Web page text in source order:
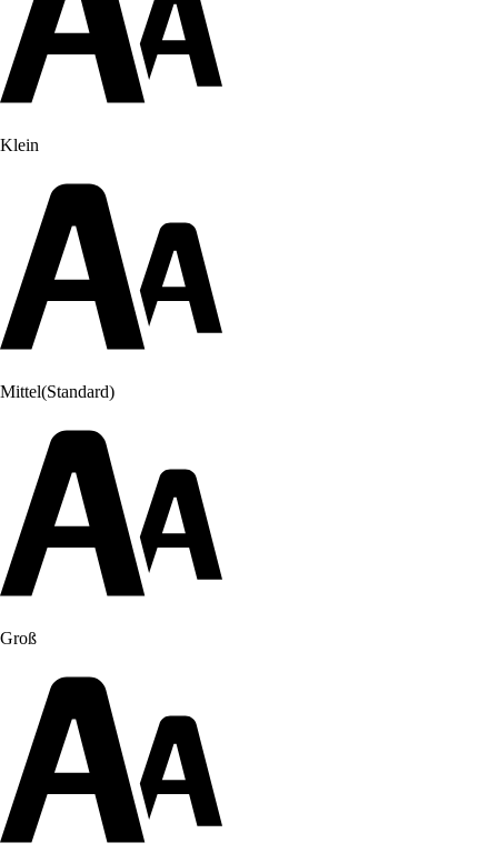
Klein
Mittel(Standard)
Groß